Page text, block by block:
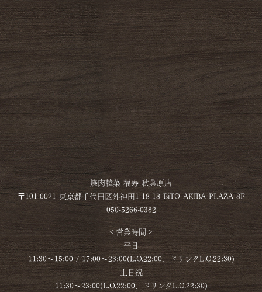
焼肉韓菜 福寿 秋葉原店
〒101-0021 東京都千代田区外神田1-18-18 BiTO AKIBA PLAZA 8F
050-5266-0382
＜営業時間＞
平日
11:30～15:00 / 17:00～23:00(L.O.22:00、ドリンクL.O.22:30)
土日祝
11:30～23:00(L.O.22:00、ドリンクL.O.22:30)